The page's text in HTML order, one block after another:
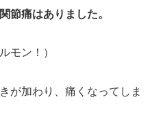
節痛はありました。
モン！）
が加わり、痛くなってしま